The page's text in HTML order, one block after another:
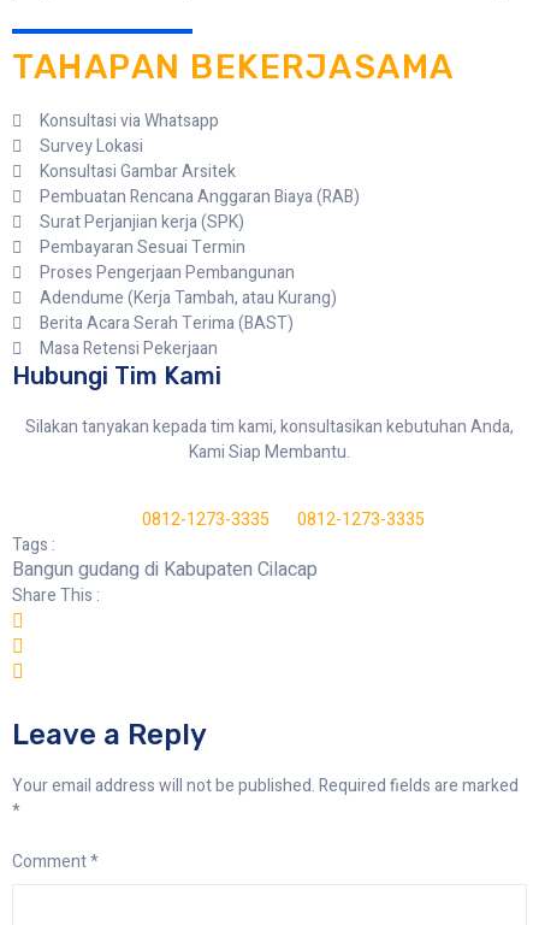
TAHAPAN BEKERJASAMA
Konsultasi via Whatsapp
Survey Lokasi
Konsultasi Gambar Arsitek
Pembuatan Rencana Anggaran Biaya (RAB)
Surat Perjanjian kerja (SPK)
Pembayaran Sesuai Termin
Proses Pengerjaan Pembangunan
Adendume (Kerja Tambah, atau Kurang)
Berita Acara Serah Terima (BAST)
Masa Retensi Pekerjaan
Hubungi Tim Kami
Silakan tanyakan kepada tim kami, konsultasikan kebutuhan Anda,
Kami Siap Membantu.
0812-1273-3335
0812-1273-3335
Tags :
Bangun gudang di Kabupaten Cilacap
Share This :
Leave a Reply
Your email address will not be published.Required fields are marked
*
Comment*